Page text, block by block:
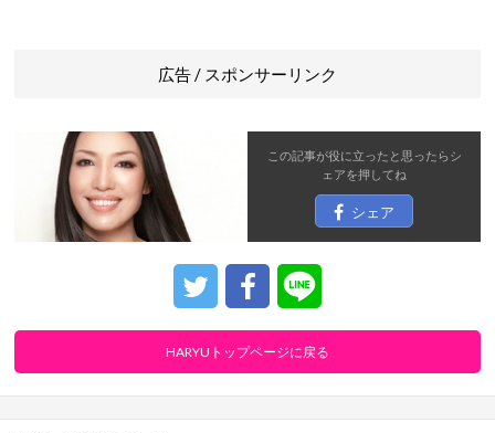
広告 / スポンサーリンク
この記事が役に立ったと思ったらシ
ェアを押してね
シェア
HARYUトップページに戻る